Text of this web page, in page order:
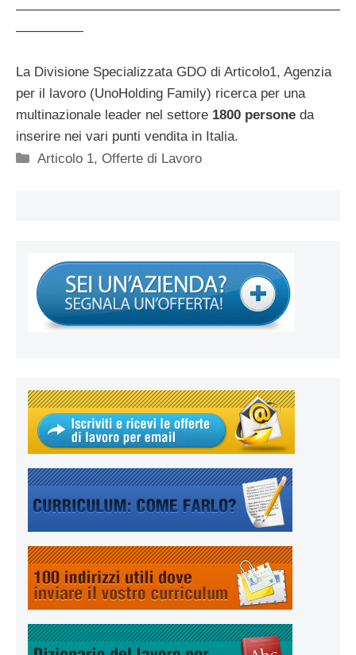
————————————————————————
—————
La Divisione Specializzata GDO di Articolo1, Agenzia
per il lavoro (UnoHolding Family) ricerca per una
multinazionale leader nel settore 1800 persone da
inserire nei vari punti vendita in Italia.
Categorie
Articolo 1,Offerte di Lavoro